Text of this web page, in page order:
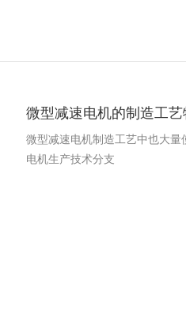
微型减速电机的制造工艺
微型减速电机制造工艺中也大
电机生产技术分支